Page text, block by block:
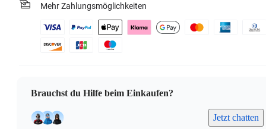
Mehr Zahlungsmöglichkeiten
Brauchst du Hilfe beim Einkaufen?
Jetzt chatten